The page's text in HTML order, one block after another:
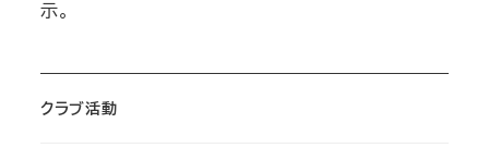
示。
クラブ活動